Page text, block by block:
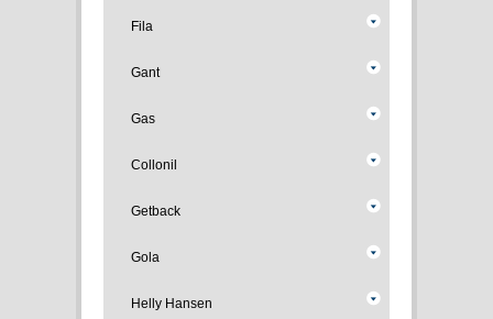
Fila
Gant
Gas
Collonil
Getback
Gola
Helly Hansen